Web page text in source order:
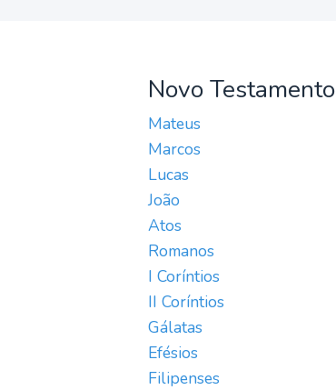
Novo Testamento
Mateus
Marcos
Lucas
João
Atos
Romanos
I Coríntios
II Coríntios
Gálatas
Efésios
Filipenses